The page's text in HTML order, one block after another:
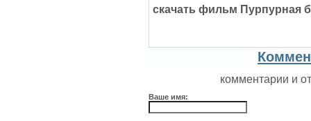
скачать фильм Пурпурная
комментарии и
Ваше имя: